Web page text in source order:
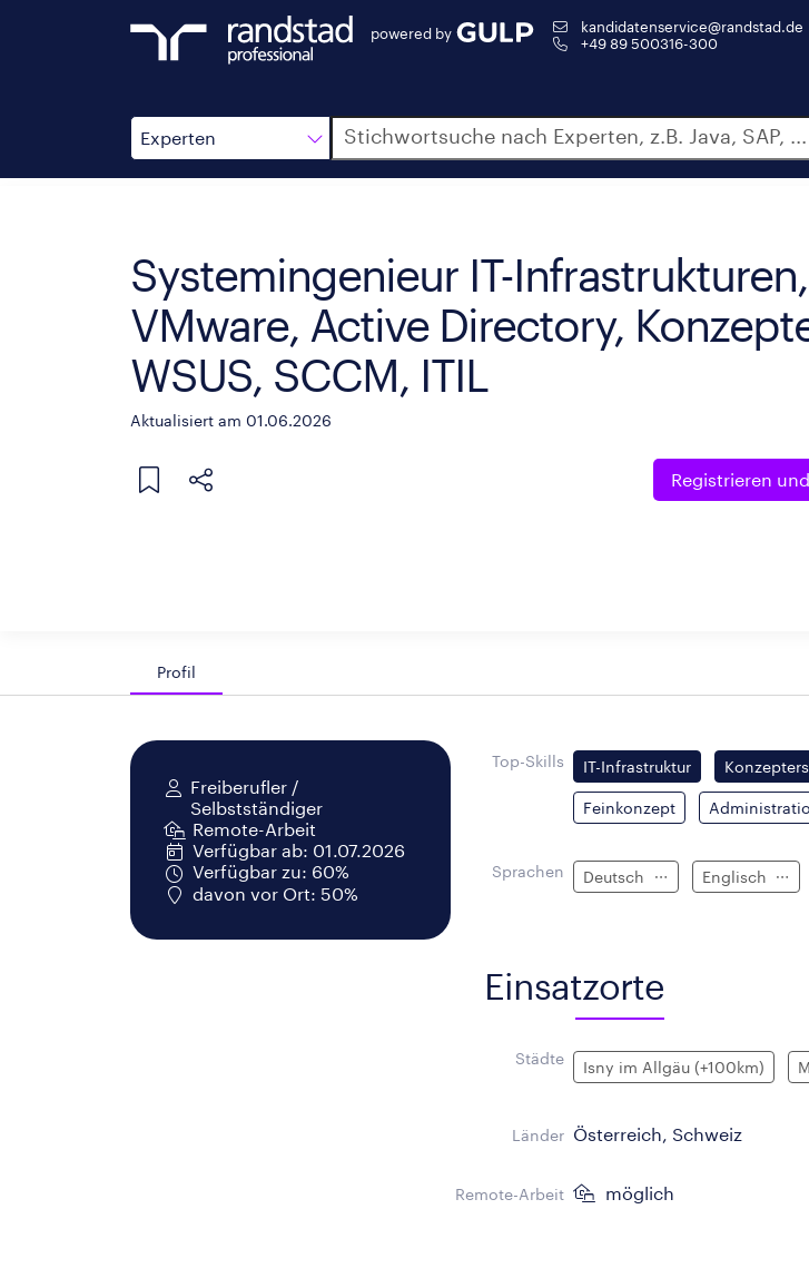
powered by
kandidatenservice@randstad.de
+49 89 500316-300
Experten
Suche
Systemingenieur IT-
VMware, Active Directory,
WSUS, SCCM, ITIL
Aktualisiert am 01.06.2026
Registrieren und
Profil
Freiberufler /
Selbstständiger
Remote-Arbeit
Verfügbar ab: 01.07.2026
Verfügbar zu: 60%
davon vor Ort: 50%
Top-Skills IT-Infrastruktur
Feinkonzept
Sprachen Deutsch Englisch
Einsatzorte
Städte Isny im Allgäu (+100km)
Länder Österreich, Schweiz
Remote-Arbeit möglich